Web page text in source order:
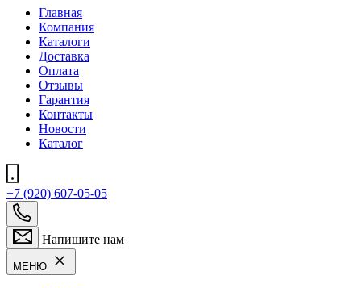
Главная
Компания
Каталоги
Доставка
Оплата
Отзывы
Гарантия
Контакты
Новости
Каталог
+7 (920) 607-05-05
Напишите нам
МЕНЮ